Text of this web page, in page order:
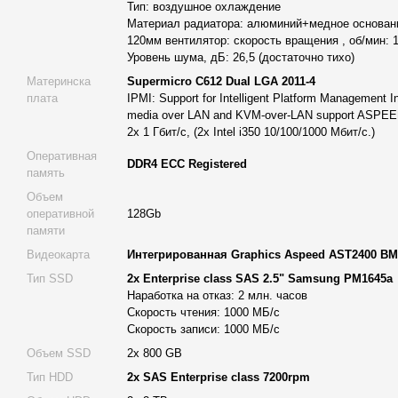
каждый с ресурсом работы до 2 млн часов и RAID-
обеспечивают чрезвычайно быстрый доступ к
накопителя по 2 ТБ каждый создают надёжное и
объёмов данных.
Тихая работа и эффективное охлаждение: Сервер
системами охлаждения Active 4U CPU Tower Silent
стабильную температуру работы даже при интенсивных
26,5 дБ.
и KVM-over-LAN, что позволяет удобно управлять
администрирование и экономит время ИТ-специалистов.
Описание основных характеристикСервер Alfa Server #532
высокопроизводительных процессорах Intel Xeon E5-2667v4,
и поддерживает 16 потоков с частотой до 3,60 GHz. Общая
позволяет одновременно выполнять большое количество
производительности. Кеш-память третьего уровня объёмом
работу с часто используемыми данными и приложениями.
Материнская плата Supermicro C612 Dual LGA 2011-4
Тип: воздушное охлаждение
Материал радиатора: алюминий+медное
120мм вентилятор: скорость вращения , об/мин:
Уровень шума, дБ: 26,5 (достаточно тихо)
Материнска
плата
Supermicro C612 Dual LGA 2011-4
IPMI: Support for Intelligent Platform Management
media over LAN and KVM-over-LAN support
2x 1 Гбит/с, (2х Intel i350 10/100/1000 Мбит/с.)
Оперативная
память
DDR4 ECC Registered
Объем
оперативной
памяти
128Gb
Видеокарта
Интегрированная Graphics Aspeed AST2400
Тип SSD
2x Enterprise class SAS 2.5" Samsung PM1645a
Наработка на отказ: 2 млн. часов
Скорость чтения: 1000 МБ/с
Скорость записи: 1000 МБ/с
Объем SSD
2х 800 GB
Тип HDD
2x SAS Enterprise class 7200rpm